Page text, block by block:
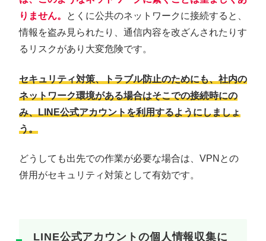
りません。
とくに公共のネットワークに接続すると、
情報を盗み見られたり、通信内容を改ざんされたりす
るリスクがあり大変危険です。
セキュリティ対策、トラブル防止のためにも、社内の
ネットワーク環境がある場合はそこでの接続時にの
み、LINE公式アカウントを利用するようにしましょ
う。
どうしても出先での作業が必要な場合は、VPNとの
併用がセキュリティ対策として有効です。
LINE公式アカウントの個人情報収集に